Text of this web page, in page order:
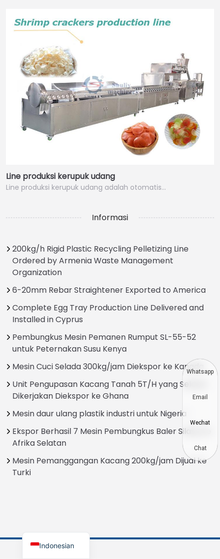
Line produksi kerupuk udang
Line produksi kerupuk udang adalah otomatis…
Informasi
200kg/h Rigid Plastic Recycling Pelletizing Line
Ordered by Armenia Waste Management
Organization
6-20mm Rebar Straightener Exported to America
Complete Egg Tray Production Line Delivered and
Installed in Cyprus
Pembungkus Mesin Pemanen Rumput SL-55-52
untuk Peternakan Susu Kenya
Mesin Cuci Selada 300kg/jam Diekspor ke Kanada
Unit Pengupasan Kacang Tanah 5T/H yang Selesai
Dikerjakan Diekspor ke Ghana
Mesin daur ulang plastik industri untuk Nigeria
Ekspor Berhasil 7 Mesin Pembungkus Baler Silase ke
Afrika Selatan
Mesin Pemanggangan Kacang 200kg/jam Dijual ke
Turki
Indonesian
Portuguese
Russian
Spanish
Chinese
Hindi
Korean
Japanese
Vietnamese
Thai
Turkish
Urdu
Greek
Italian
Whatsapp
Email
Wechat
Chat